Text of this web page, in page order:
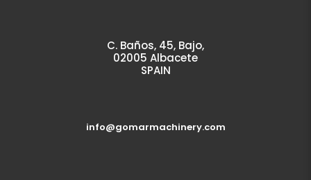
C. Baños, 45, Bajo,
02005 Albacete
SPAIN
info@gomarmachinery.com